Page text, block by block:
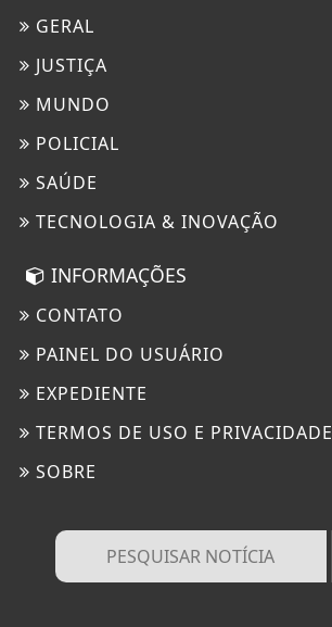
GERAL
JUSTIÇA
MUNDO
POLICIAL
SAÚDE
TECNOLOGIA & INOVAÇÃO
INFORMAÇÕES
CONTATO
PAINEL DO USUÁRIO
EXPEDIENTE
TERMOS DE USO E PRIVACIDADE
SOBRE